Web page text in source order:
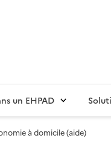
un EHPAD
à domicile (aide)